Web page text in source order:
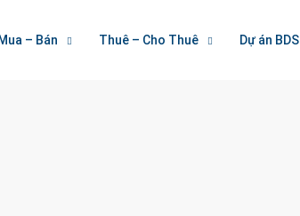
Mua – Bán Thuê – Cho Thuê Dự án BDS
To Houzez